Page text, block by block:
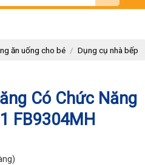
ăn uống cho bé / Dụng cụ nhà bếp
Có Chức Năng
FB9304MH